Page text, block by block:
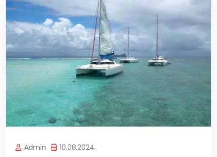
Admin 10.08.2024